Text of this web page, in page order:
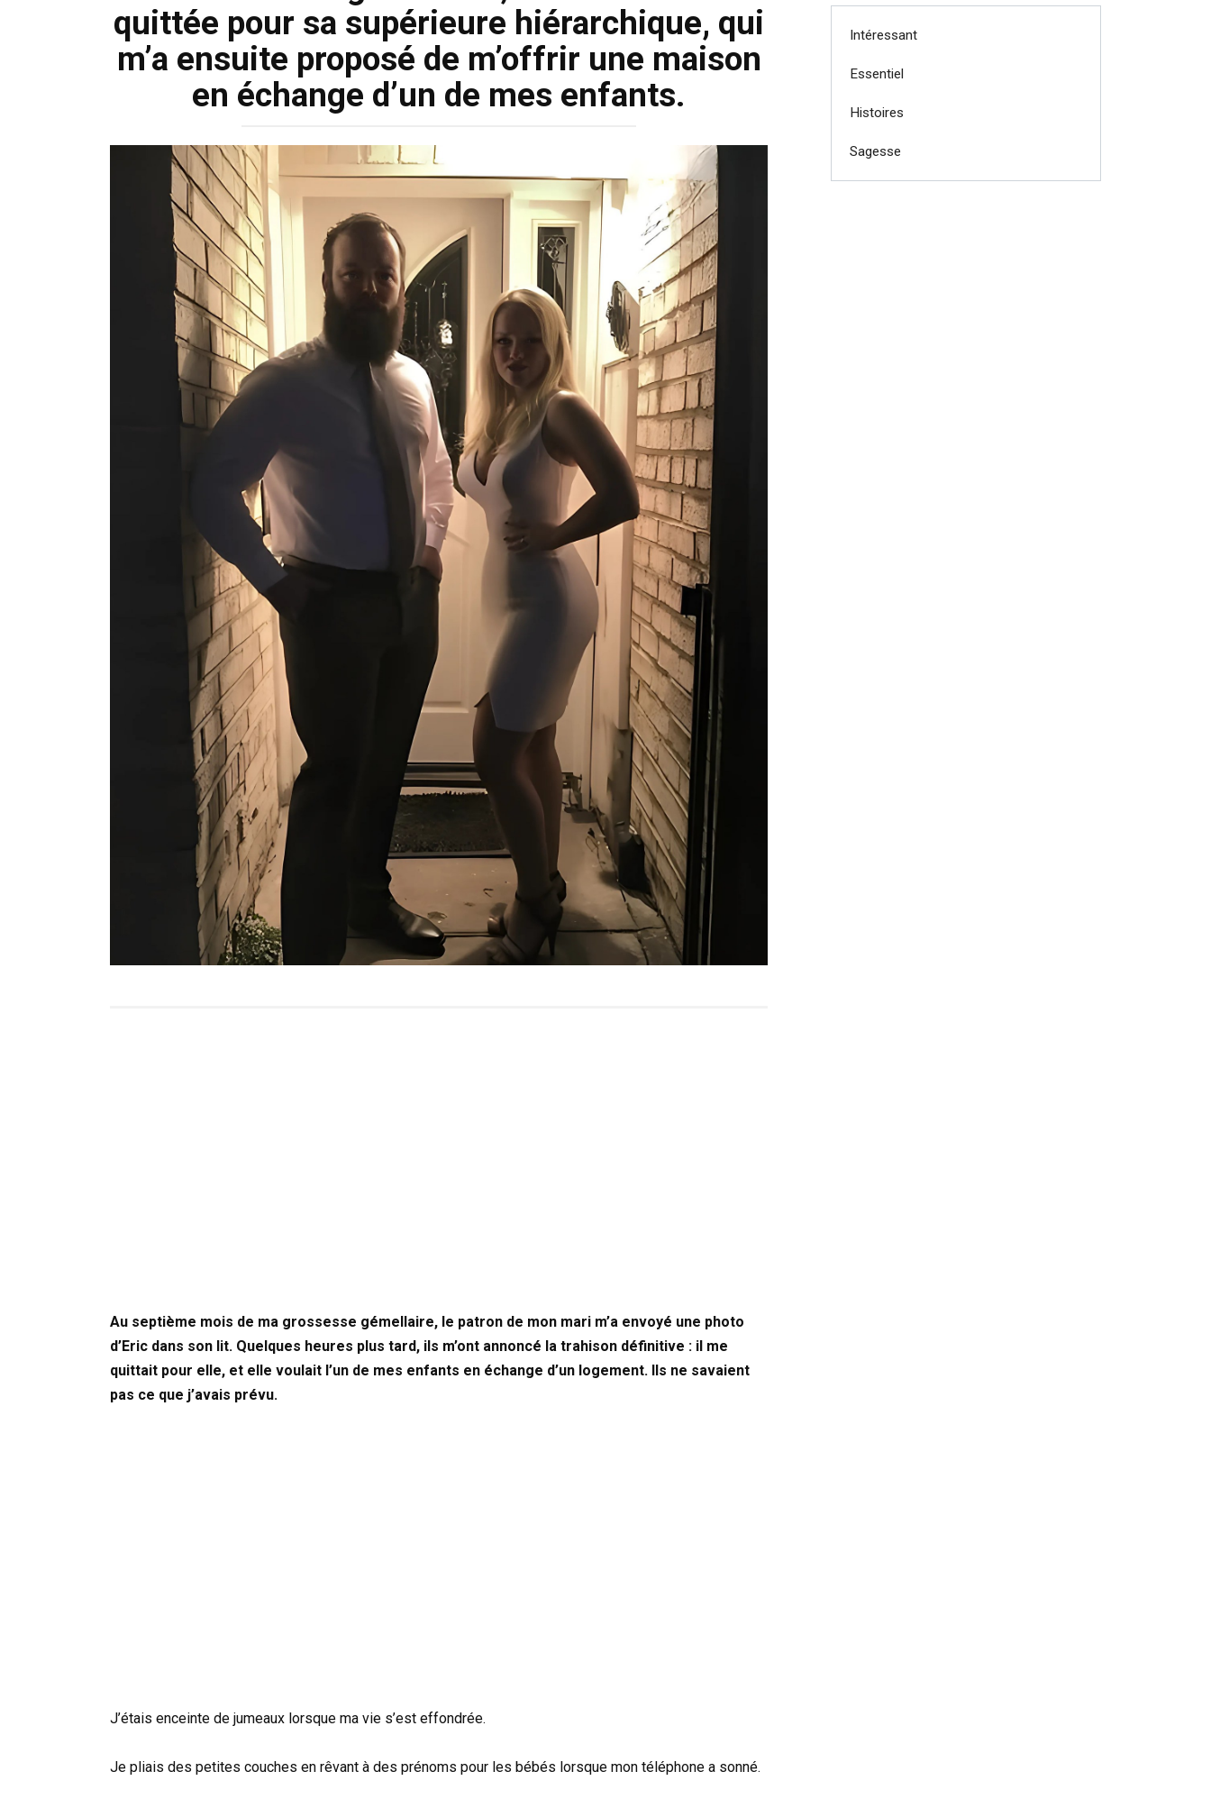
quittée pour sa supérieure hiérarchique, qui
m’a ensuite proposé de m’offrir une maison
en échange d’un de mes enfants.
Au septième mois de ma grossesse gémellaire, le patron de mon mari m’a envoyé une photo
d’Eric dans son lit. Quelques heures plus tard, ils m’ont annoncé la trahison définitive : il me
quittait pour elle, et elle voulait l’un de mes enfants en échange d’un logement. Ils ne savaient
pas ce que j’avais prévu.
J’étais enceinte de jumeaux lorsque ma vie s’est effondrée.
Je pliais des petites couches en rêvant à des prénoms pour les bébés lorsque mon téléphone a sonné.
Intéressant
Essentiel
Histoires
Sagesse